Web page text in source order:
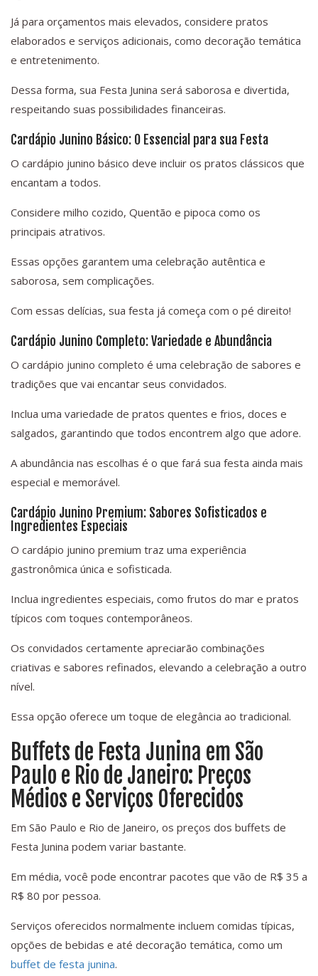
Já para orçamentos mais elevados, considere pratos
elaborados e serviços adicionais, como decoração temática
e entretenimento.
Dessa forma, sua Festa Junina será saborosa e divertida,
respeitando suas possibilidades financeiras.
Cardápio Junino Básico: O Essencial para sua Festa
O cardápio junino básico deve incluir os pratos clássicos que
encantam a todos.
Considere milho cozido, Quentão e pipoca como os
principais atrativos.
Essas opções garantem uma celebração autêntica e
saborosa, sem complicações.
Com essas delícias, sua festa já começa com o pé direito!
Cardápio Junino Completo: Variedade e Abundância
O cardápio junino completo é uma celebração de sabores e
tradições que vai encantar seus convidados.
Inclua uma variedade de pratos quentes e frios, doces e
salgados, garantindo que todos encontrem algo que adore.
A abundância nas escolhas é o que fará sua festa ainda mais
especial e memorável.
Cardápio Junino Premium: Sabores Sofisticados e
Ingredientes Especiais
O cardápio junino premium traz uma experiência
gastronômica única e sofisticada.
Inclua ingredientes especiais, como frutos do mar e pratos
típicos com toques contemporâneos.
Os convidados certamente apreciarão combinações
criativas e sabores refinados, elevando a celebração a outro
nível.
Essa opção oferece um toque de elegância ao tradicional.
Buffets de Festa Junina em São
Paulo e Rio de Janeiro: Preços
Médios e Serviços Oferecidos
Em São Paulo e Rio de Janeiro, os preços dos buffets de
Festa Junina podem variar bastante.
Em média, você pode encontrar pacotes que vão de R$ 35 a
R$ 80 por pessoa.
Serviços oferecidos normalmente incluem comidas típicas,
opções de bebidas e até decoração temática, como um
buffet de festa junina.